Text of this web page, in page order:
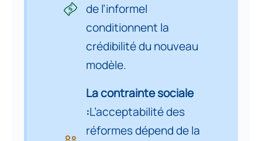
Partie 8. La contrainte
souveraineté et insertion
internationale
Conclusion Générale
APPENDICE
de l’informel
conditionnent la
crédibilité du nouveau
modèle.
La contrainte sociale
:L’acceptabilité des
réformes dépend de la